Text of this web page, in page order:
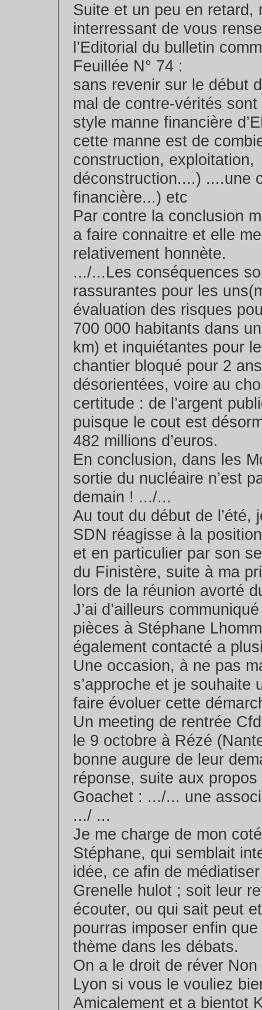
Suite et un peu en retard,
interressant de vous
l’Editorial du bulletin
Feuillée N° 74 :
sans revenir sur le début
mal de contre-vérités
style manne financière
cette manne est de
construction, exploitation,
déconstruction....) ....une
financière...) etc
Par contre la conclusion
a faire connaitre et elle
relativement honnète.
.../...Les conséquences
rassurantes pour les
évaluation des risques
700 000 habitants dans
km) et inquiétantes pour
chantier bloqué pour 2
désorientées, voire au
certitude : de l’argent
puisque le cout est
482 millions d’euros.
En conclusion, dans les
sortie du nucléaire n’est
demain ! .../...
Au tout du début de l’été,
SDN réagisse à la
et en particulier par son
du Finistère, suite à ma
lors de la réunion avorté
J’ai d’ailleurs
pièces à Stéphane
également contacté a
Une occasion, à ne pas
s’approche et je souhaite
faire évoluer cette
Un meeting de rentrée
le 9 octobre à Rézé
bonne augure de leur
réponse, suite aux
Goachet : .../... une
.../ ...
Je me charge de mon
Stéphane, qui semblait
idée, ce afin de
Grenelle hulot ; soit leur
écouter, ou qui sait peut
pourras imposer enfin
thème dans les débats.
On a le droit de réver
Lyon si vous le vouliez
Amicalement et a bientot